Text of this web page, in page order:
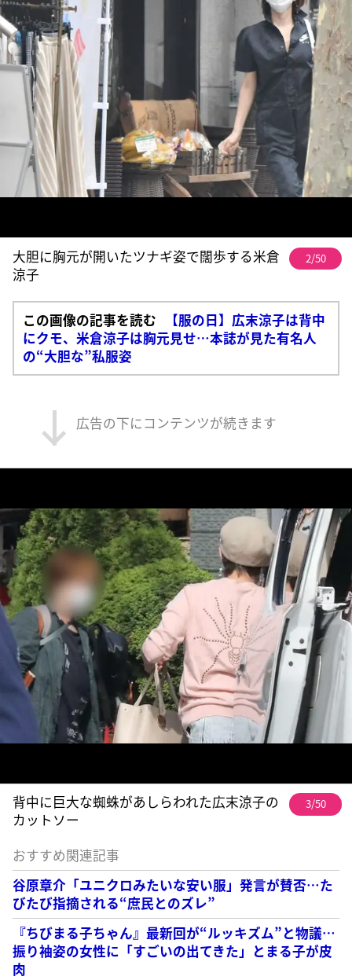
大胆に胸元が開いたツナギ姿で闊歩する米倉
涼子
2/50
この画像の記事を読む
【服の日】広末涼子は背中
にクモ、米倉涼子は胸元見せ…本誌が見た有名人
の“大胆な”私服姿
広告の下にコンテンツが続きます
背中に巨大な蜘蛛があしらわれた広末涼子の
カットソー
3/50
おすすめ関連記事
谷原章介「ユニクロみたいな安い服」発言が賛否…た
びたび指摘される“庶民とのズレ”
『ちびまる子ちゃん』最新回が“ルッキズム”と物議…
振り袖姿の女性に「すごいの出てきた」とまる子が皮
肉